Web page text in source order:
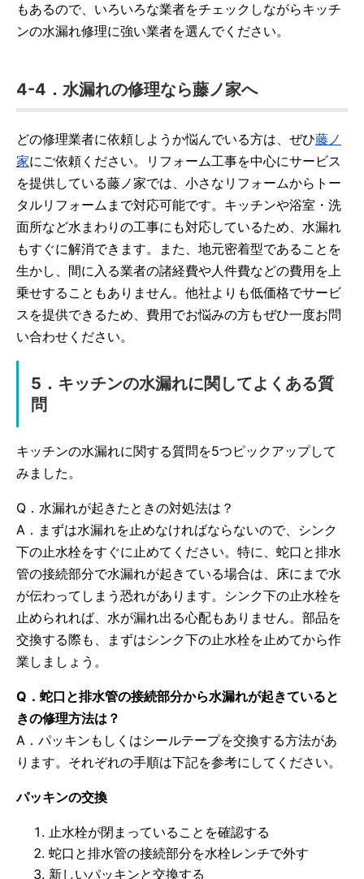
もあるので、いろいろな業者をチェックしながらキッチ
ンの水漏れ修理に強い業者を選んでください。
4-4．水漏れの修理なら藤ノ家へ
どの修理業者に依頼しようか悩んでいる方は、ぜひ藤ノ
家にご依頼ください。リフォーム工事を中心にサービス
を提供している藤ノ家では、小さなリフォームからトー
タルリフォームまで対応可能です。キッチンや浴室・洗
面所など水まわりの工事にも対応しているため、水漏れ
もすぐに解消できます。また、地元密着型であることを
生かし、間に入る業者の諸経費や人件費などの費用を上
乗せすることもありません。他社よりも低価格でサービ
スを提供できるため、費用でお悩みの方もぜひ一度お問
い合わせください。
5．キッチンの水漏れに関してよくある質
問
キッチンの水漏れに関する質問を5つピックアップして
みました。
Q．水漏れが起きたときの対処法は？
A．まずは水漏れを止めなければならないので、シンク
下の止水栓をすぐに止めてください。特に、蛇口と排水
管の接続部分で水漏れが起きている場合は、床にまで水
が伝わってしまう恐れがあります。シンク下の止水栓を
止められれば、水が漏れ出る心配もありません。部品を
交換する際も、まずはシンク下の止水栓を止めてから作
業しましょう。
Q．蛇口と排水管の接続部分から水漏れが起きていると
きの修理方法は？
A．パッキンもしくはシールテープを交換する方法があ
ります。それぞれの手順は下記を参考にしてください。
パッキンの交換
止水栓が閉まっていることを確認する
蛇口と排水管の接続部分を水栓レンチで外す
新しいパッキンと交換する